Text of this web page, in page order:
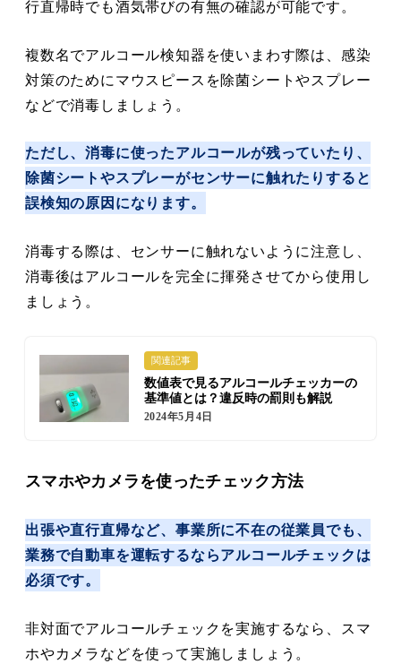
行直帰時でも酒気帯びの有無の確認が可能です。
複数名でアルコール検知器を使いまわす際は、感染
対策のためにマウスピースを除菌シートやスプレー
などで消毒しましょう。
ただし、消毒に使ったアルコールが残っていたり、
除菌シートやスプレーがセンサーに触れたりすると
誤検知の原因になります。
消毒する際は、センサーに触れないように注意し、
消毒後はアルコールを完全に揮発させてから使用し
ましょう。
関連記事
数値表で見るアルコールチェッカーの
基準値とは？違反時の罰則も解説
2024年5月4日
スマホやカメラを使ったチェック方法
出張や直行直帰など、事業所に不在の従業員でも、
業務で自動車を運転するならアルコールチェックは
必須です。
非対面でアルコールチェックを実施するなら、スマ
ホやカメラなどを使って実施しましょう。